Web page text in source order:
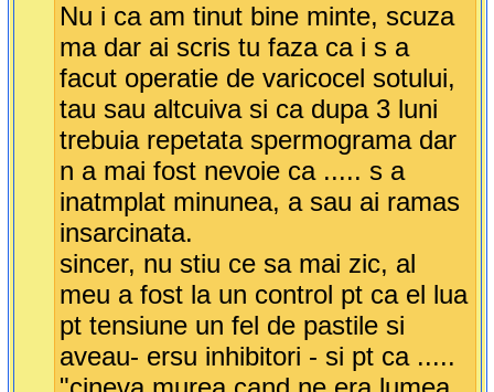
Nu i ca am tinut bine minte, scuza
ma dar ai scris tu faza ca i s a
facut operatie de varicocel sotului,
tau sau altcuiva si ca dupa 3 luni
trebuia repetata spermograma dar
n a mai fost nevoie ca ..... s a
inatmplat minunea, a sau ai ramas
insarcinata.
sincer, nu stiu ce sa mai zic, al
meu a fost la un control pt ca el lua
pt tensiune un fel de pastile si
aveau- ersu inhibitori - si pt ca .....